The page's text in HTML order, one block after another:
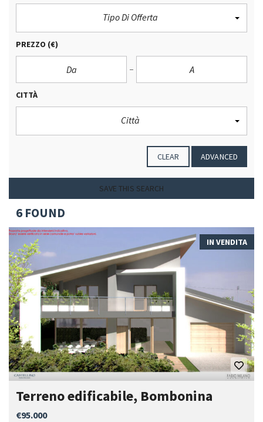
Tipo Di Offerta
PREZZO (€)
CITTÀ
Città
CLEAR ADVANCED
SAVE THIS SEARCH
6 FOUND
IN VENDITA
Terreno edificabile, Bombonina
€95.000